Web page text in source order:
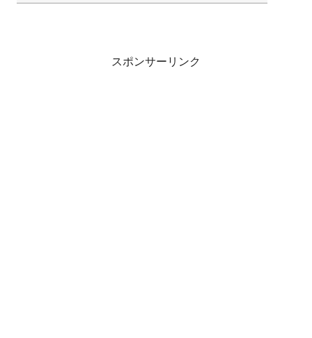
スポンサーリンク